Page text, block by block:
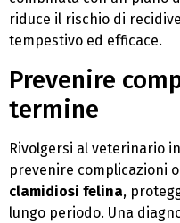
riduce il rischio di
tempestivo ed efficace.
Prevenire
termine
Rivolgersi al veterinario
prevenire complicazioni
clamidiosi felina,
lungo periodo. Una